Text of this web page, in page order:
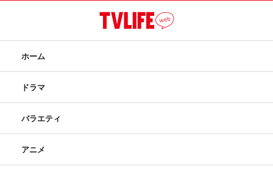
ホーム
ドラマ
バラエティ
アニメ